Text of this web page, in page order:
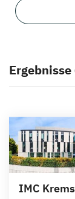
Ergebnisse
IMC